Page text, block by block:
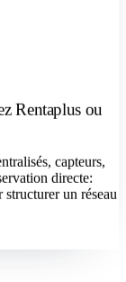
Rentaplus ou
capteurs,
directe:
structurer un réseau